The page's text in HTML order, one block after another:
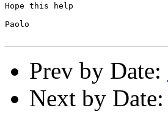
Hope this help
Paolo
Prev by Date:
Next by Date: